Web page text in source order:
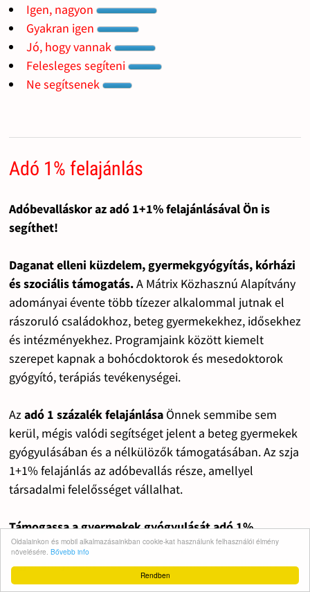
Rendben
Oldalainkon és mobil alkalmazásainkban cookie-kat használunk felhasználói élmény
növelésére. Bővebb info
Igen, nagyon
Gyakran igen
Jó, hogy vannak
Felesleges segíteni
Ne segítsenek
Adó 1% felajánlás
Adóbevalláskor az adó 1+1% felajánlásával Ön is
segíthet!
Daganat elleni küzdelem, gyermekgyógyítás, kórházi
és szociális támogatás.A Mátrix Közhasznú Alapítvány
adományai évente több tízezer alkalommal jutnak el
rászoruló családokhoz, beteg gyermekekhez, idősekhez
és intézményekhez. Programjaink között kiemelt
szerepet kapnak a bohócdoktorok és mesedoktorok
gyógyító, terápiás tevékenységei.
Azadó 1 százalék felajánlásaÖnnek semmibe sem
kerül, mégis valódi segítséget jelent a beteg gyermekek
gyógyulásában és a nélkülözők támogatásában. Az szja
1+1% felajánlás az adóbevallás része, amellyel
társadalmi felelősséget vállalhat.
Támogassa a gyermekek gyógyulását adó 1%
felajánlásával!Az 1 százalék felajánlás nélkül is
ugyanannyi adót fizet – ezért érdemes rendelkezni róla.